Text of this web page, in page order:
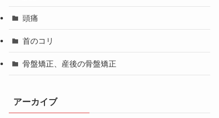
頭痛
首のコリ
骨盤矯正、産後の骨盤矯正
アーカイブ